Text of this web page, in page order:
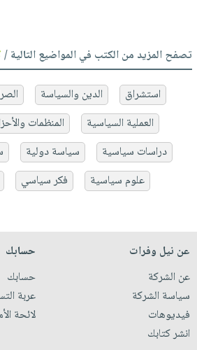
تصفح المزيد من الكتب في المواضيع التالية /
استشراق الدين والسياسة
العملية السياسية
المنظمات
دراسات سياسية
سياسة دولية
علوم سياسية
فكر سياسي
عن نيل وفرات
عن الشركة
سياسة الشركة
فيديوهات
انشر كتابك
حسابك
حسابك
عربة
لائحة